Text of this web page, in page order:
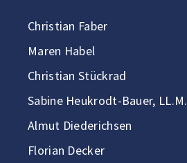
Christian Faber
Maren Habel
Christian Stückrad
Sabine Heukrodt-Bauer, LL.M.
Almut Diederichsen
Florian Decker